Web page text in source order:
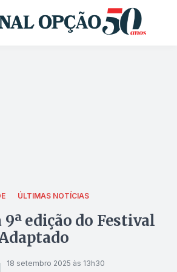
ÚLTIMAS NOTÍCIAS
edição do Festival
18 setembro 2025 às 13h30